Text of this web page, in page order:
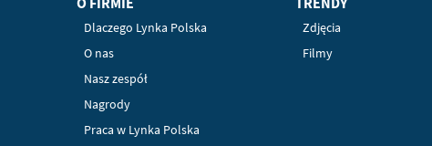
Dlaczego Lynka Polska
O nas
Nasz zespół
Nagrody
Praca w Lynka Polska
Zdjęcia
Filmy